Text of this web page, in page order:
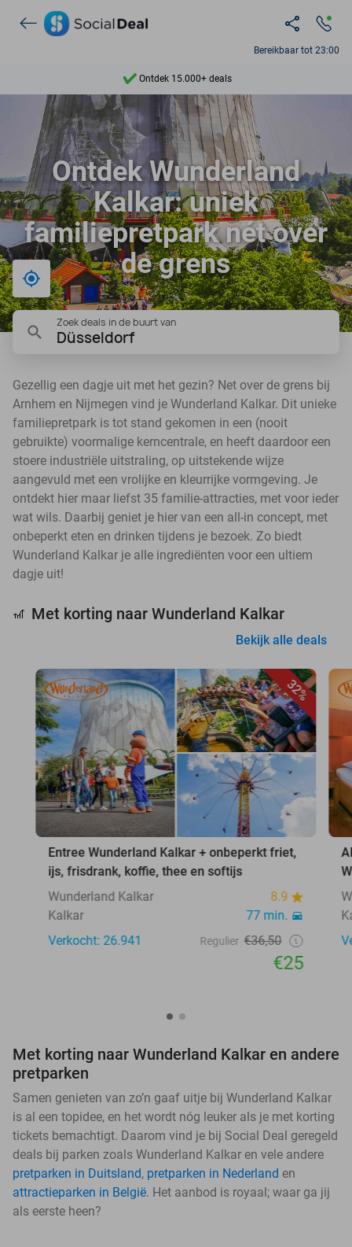
Bereikbaar tot 23:00
Ontdek 15.000+ deals
7 dagen per week beschikbaar
10+ miljoen leden
9,4
Ontdek 15.000+ deals
Ontdek Wunderland
Kalkar: uniek
familiepretpark nét over
de grens
Bij mij in de buurt
Zoek deals in de buurt van
Düsseldorf
Gezellig een dagje uit met het gezin? Net over de grens bij
Arnhem en Nijmegen vind je Wunderland Kalkar. Dit unieke
familiepretpark is tot stand gekomen in een (nooit
gebruikte) voormalige kerncentrale, en heeft daardoor een
stoere industriële uitstraling, op uitstekende wijze
aangevuld met een vrolijke en kleurrijke vormgeving. Je
ontdekt hier maar liefst 35 familie-attracties, met voor ieder
wat wils. Daarbij geniet je hier van een all-in concept, met
onbeperkt eten en drinken tijdens je bezoek. Zo biedt
Wunderland Kalkar je alle ingrediënten voor een ultiem
dagje uit!
🎢 Met korting naar Wunderland Kalkar
Bekijk alle deals
32%
Entree Wunderland Kalkar + onbeperkt friet,
ijs, frisdrank, koffie, thee en softijs
Wunderland Kalkar
8.9
Kalkar
77 min.
Verkocht: 26.941
Regulier €36,50
€25
Met korting naar Wunderland Kalkar en andere
pretparken
Samen genieten van zo’n gaaf uitje bij Wunderland Kalkar
is al een topidee, en het wordt nóg leuker als je met korting
tickets bemachtigt. Daarom vind je bij Social Deal geregeld
deals bij parken zoals Wunderland Kalkar en vele andere
pretparken in Duitsland, pretparken in Nederland en
attractieparken in België. Het aanbod is royaal; waar ga jij
als eerste heen?